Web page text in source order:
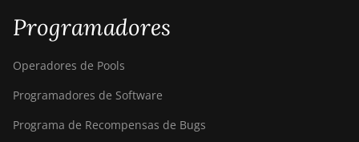
Programadores
Operadores de Pools
Programadores de Software
Programa de Recompensas de Bugs